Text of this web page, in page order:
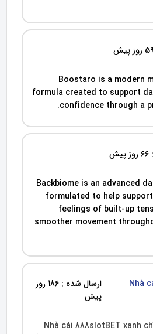
Boostaro is a modern
formula created to support
confidence through a
Backbiome is an advanced
formulated to help
feelings of built-up
smoother movement
Nhà
ارسال شده : 186 روز
پیش
Nhà cái 888slotBET xanh